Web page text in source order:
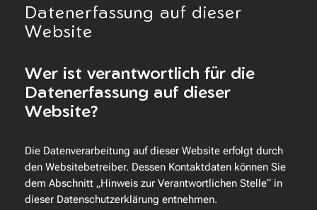
Datenerfassung auf dieser
Website
Wer ist verantwortlich für die
Datenerfassung auf dieser
Website?
Die Datenverarbeitung auf dieser Website erfolgt durch
den Websitebetreiber. Dessen Kontaktdaten können Sie
dem Abschnitt „Hinweis zur Verantwortlichen Stelle“ in
dieser Datenschutzerklärung entnehmen.